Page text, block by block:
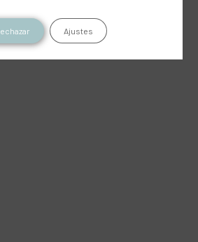
Ajustes